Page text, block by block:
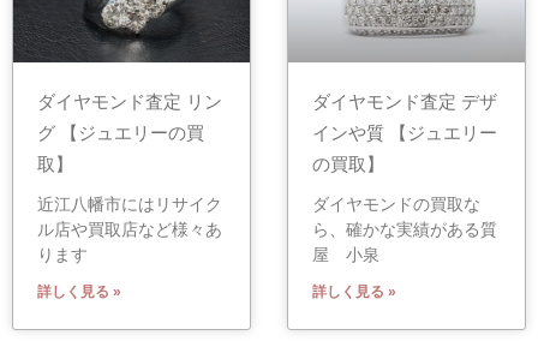
ダイヤモンド査定 リン
グ 【ジュエリーの買
取】
近江八幡市にはリサイク
ル店や買取店など様々あ
ります
詳しく見る »
ダイヤモンド査定 デザ
インや質 【ジュエリー
の買取】
ダイヤモンドの買取な
ら、確かな実績がある質
屋 小泉
詳しく見る »